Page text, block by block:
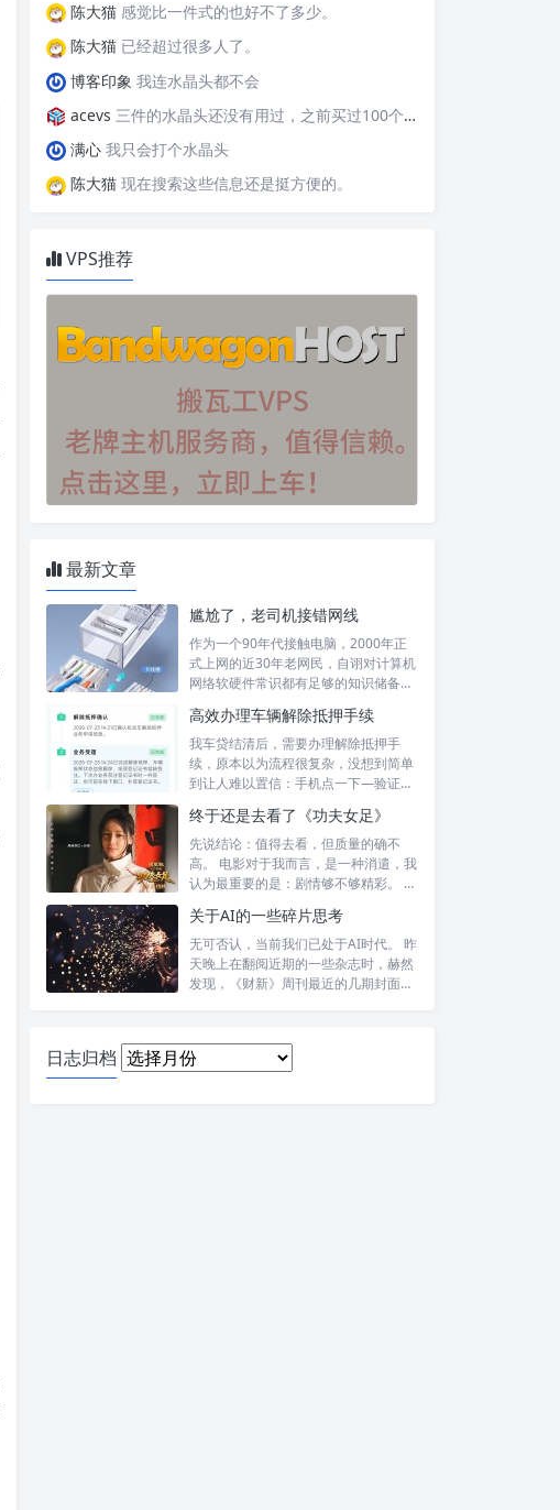
陈大猫 感觉比一件式的也好不了多少。
陈大猫 已经超过很多人了。
博客印象 我连水晶头都不会
acevs 三件的水晶头还没有用过，之前买过100个水晶头还没有 用完。
满心 我只会打个水晶头
陈大猫 现在搜索这些信息还是挺方便的。
VPS推荐
最新文章
尴尬了，老司机接错网线
作为一个90年代接触电脑，2000年正
式上网的近30年老网民，自诩对计算机
网络软硬件常识都有足够的知识储备，
高效办理车辆解除抵押手续
我车贷结清后，需要办理解除抵押手
续，原本以为流程很复杂，没想到简单
到让人难以置信：手机点一下—验证头
终于还是去看了《功夫女足》
先说结论：值得去看，但质量的确不
高。 电影对于我而言，是一种消遣，我
认为最重要的是：剧情够不够精彩。 比
关于AI的一些碎片思考
无可否认，当前我们已处于AI时代。 昨
天晚上在翻阅近期的一些杂志时，赫然
发现，《财新》周刊最近的几期封面报
日志归档 日